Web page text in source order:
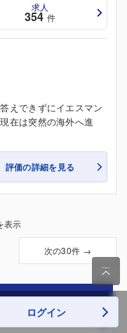
求人
354 件
えできずにイエスマン
在は突然の海外へ進
評価の詳細を見る
表示
次の30件 →

ログイン